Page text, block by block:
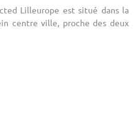
Lilleurope est situé dans la
centre ville, proche des deux